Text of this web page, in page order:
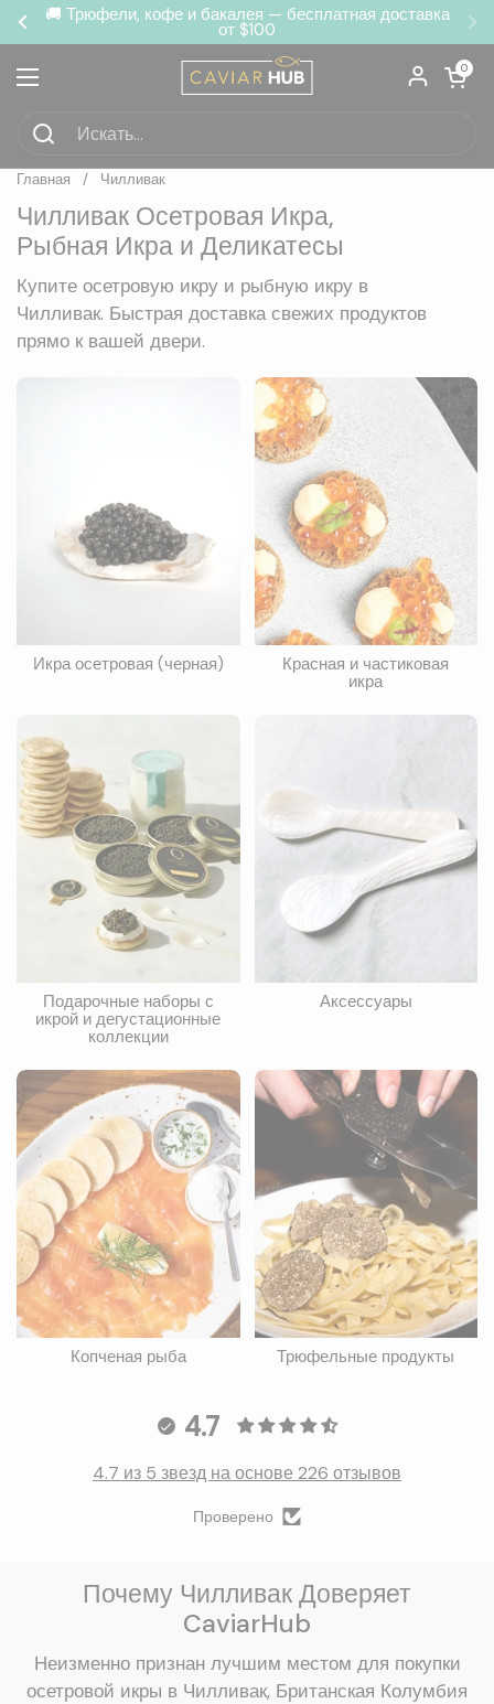
Перейти к материалу
Предыдущий
❄️ Прибывает Гарантированно Свежим
Открыть меню
Открыть
0
Главная / Чилливак
Чилливак Осетровая Икра,
Рыбная Икра и Деликатесы
Купите осетровую икру и рыбную икру в
Чилливак. Быстрая доставка свежих продуктов
прямо к вашей двери.
Икра осетровая (черная)
Красная и частиковая
икра
Подарочные наборы с
икрой и дегустационные
коллекции
Аксессуары
Копченая рыба Трюфельные продукты
4.7
4.7 из 5 звезд на основе 226 отзывов
Проверено
Почему Чилливак Доверяет
CaviarHub
Неизменно признан лучшим местом для покупки
осетровой икры в Чилливак, Британская Колумбия